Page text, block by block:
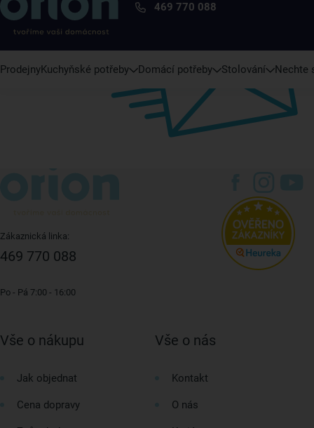
469 770 088
ProdejnyKuchyňské potřeby Domácí potřeby Stolování Nechte
Zákaznická linka:
469 770 088
Po - Pá 7:00 - 16:00
Vše o nákupu
Jak objednat
Cena dopravy
Vše o nás
Kontakt
O nás